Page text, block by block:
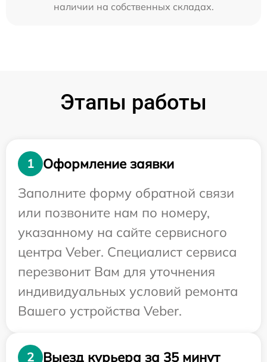
наличии на собственных складах.
Этапы работы
1
Оформление заявки
Заполните форму обратной связи
или позвоните нам по номеру,
указанному на сайте сервисного
центра Veber. Специалист сервиса
перезвонит Вам для уточнения
индивидуальных условий ремонта
Вашего устройства Veber.
2 Выезд курьера за 35 минут